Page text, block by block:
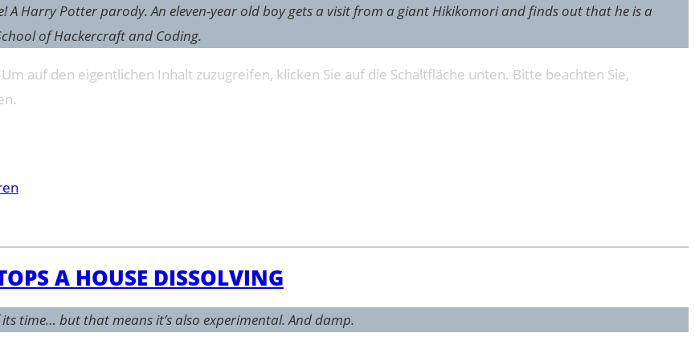
A Harry Potter parody. An eleven-year old boy gets a visit from a giant Hikikomori and finds out that he is a
of Hackercraft and Coding.
auf den eigentlichen Inhalt zuzugreifen, klicken Sie auf die Schaltfläche unten. Bitte beachten Sie,
A HOUSE DISSOLVING
time… but that means it’s also experimental. And damp.